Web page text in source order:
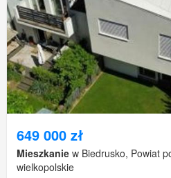
649 000 zł
Mieszkanie w Biedrusko, Powiat
wielkopolskie